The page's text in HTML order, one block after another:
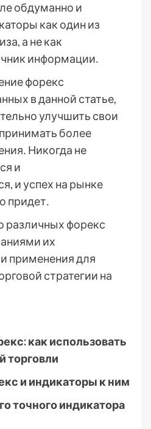
обдуманно и
как один из
а не как
информации․
форекс
в данной статье,
улучшить свои
более
Никогда не
и
и успех на рынке
придет․
различных форекс
их
применения для
стратегии на
как использовать
торговли
и индикаторы к ним
точного индикатора